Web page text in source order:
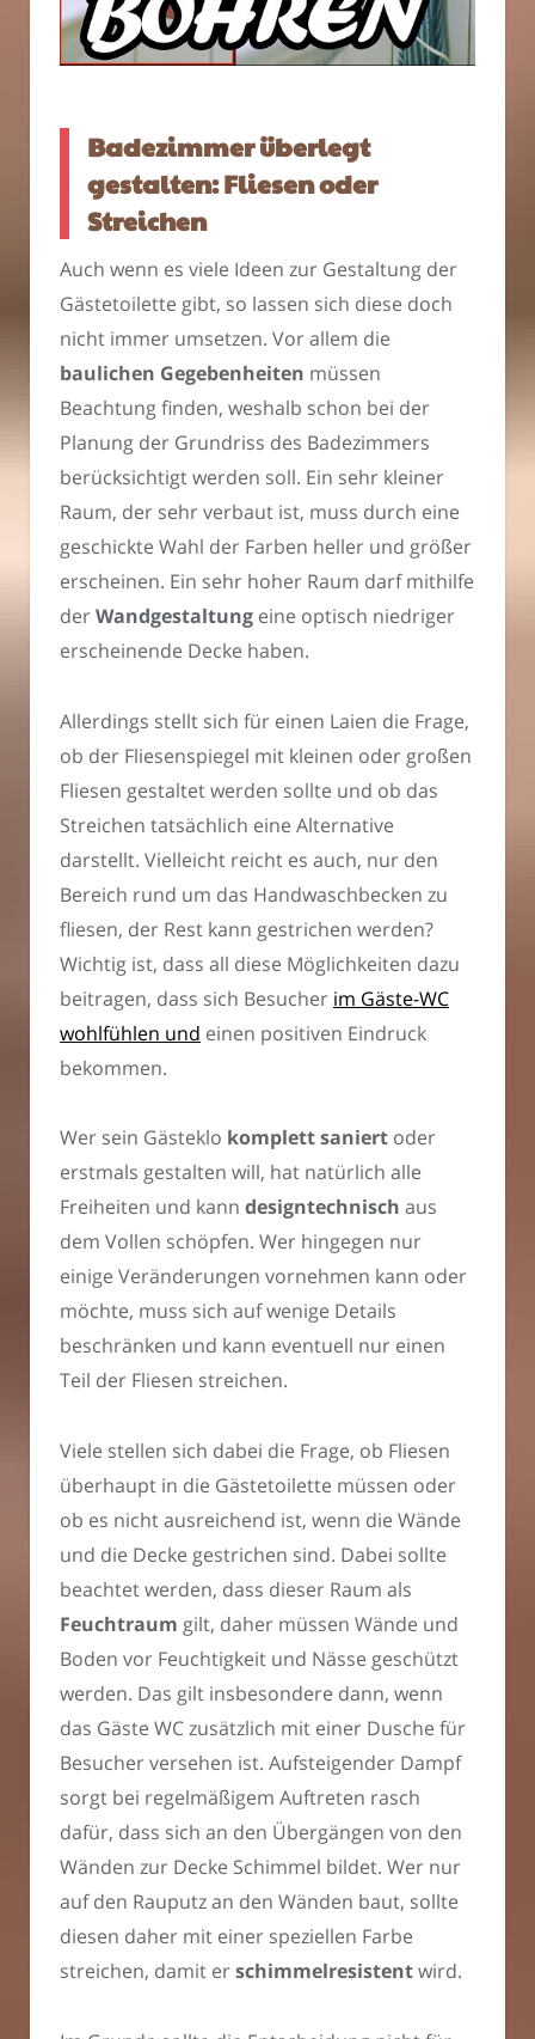
Badezimmer überlegt
gestalten: Fliesen oder
Streichen
Auch wenn es viele Ideen zur Gestaltung der
Gästetoilette gibt, so lassen sich diese doch
nicht immer umsetzen. Vor allem die
baulichen Gegebenheiten müssen
Beachtung finden, weshalb schon bei der
Planung der Grundriss des Badezimmers
berücksichtigt werden soll. Ein sehr kleiner
Raum, der sehr verbaut ist, muss durch eine
geschickte Wahl der Farben heller und größer
erscheinen. Ein sehr hoher Raum darf mithilfe
derWandgestaltung eine optisch niedriger
erscheinende Decke haben.
Allerdings stellt sich für einen Laien die Frage,
ob der Fliesenspiegel mit kleinen oder großen
Fliesen gestaltet werden sollte und ob das
Streichen tatsächlich eine Alternative
darstellt. Vielleicht reicht es auch, nur den
Bereich rund um das Handwaschbecken zu
fliesen, der Rest kann gestrichen werden?
Wichtig ist, dass all diese Möglichkeiten dazu
beitragen, dass sich Besucher im Gäste-WC
wohlfühlen und einen positiven Eindruck
bekommen.
Wer sein Gästeklo komplett saniert oder
erstmals gestalten will, hat natürlich alle
Freiheiten und kann designtechnisch aus
dem Vollen schöpfen. Wer hingegen nur
einige Veränderungen vornehmen kann oder
möchte, muss sich auf wenige Details
beschränken und kann eventuell nur einen
Teil der Fliesen streichen.
Viele stellen sich dabei die Frage, ob Fliesen
überhaupt in die Gästetoilette müssen oder
ob es nicht ausreichend ist, wenn die Wände
und die Decke gestrichen sind. Dabei sollte
beachtet werden, dass dieser Raum als
Feuchtraum gilt, daher müssen Wände und
Boden vor Feuchtigkeit und Nässe geschützt
werden. Das gilt insbesondere dann, wenn
das Gäste WC zusätzlich mit einer Dusche für
Besucher versehen ist. Aufsteigender Dampf
sorgt bei regelmäßigem Auftreten rasch
dafür, dass sich an den Übergängen von den
Wänden zur Decke Schimmel bildet. Wer nur
auf den Rauputz an den Wänden baut, sollte
diesen daher mit einer speziellen Farbe
streichen, damit erschimmelresistentwird.